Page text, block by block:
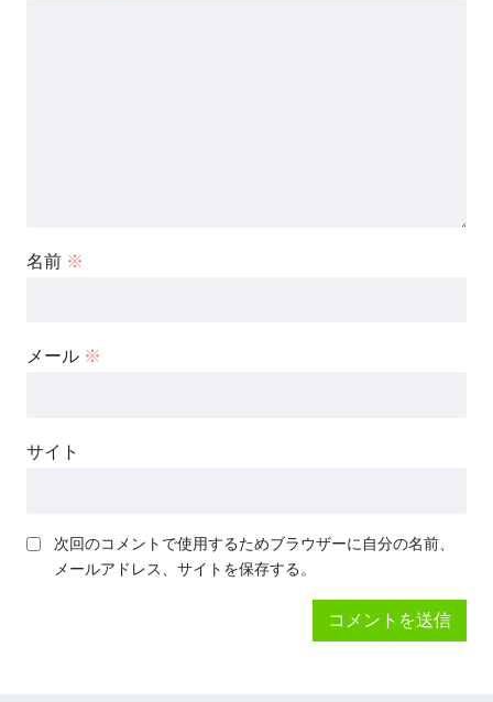
名前 ※
メール ※
サイト
次回のコメントで使用するためブラウザーに自分の名前、
メールアドレス、サイトを保存する。